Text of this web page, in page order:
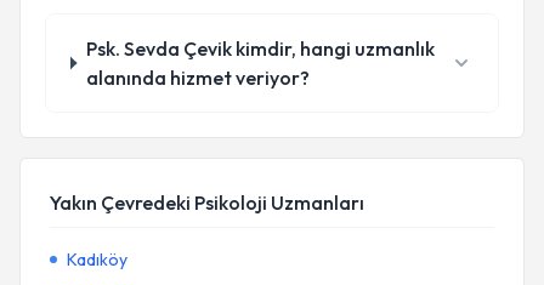
Psk. Sevda Çevik kimdir, hangi uzmanlık
alanında hizmet veriyor?
Yakın Çevredeki Psikoloji Uzmanları
Kadıköy